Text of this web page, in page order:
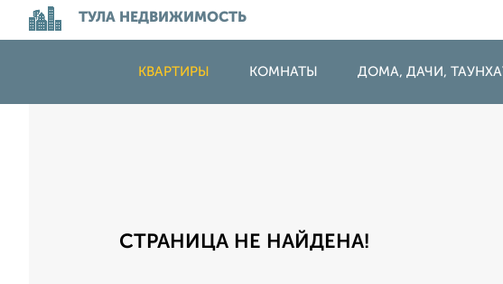
ТУЛА НЕДВИЖИМОСТЬ
КВАРТИРЫ КОМНАТЫ ДОМА, ДАЧИ,
СТРАНИЦА НЕ НАЙДЕНА!